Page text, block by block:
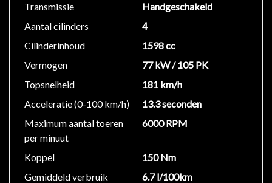
Transmissie
Handgeschakeld
Aantal cilinders
4
Cilinderinhoud
1598 cc
Vermogen
77 kW / 105 PK
Topsnelheid
181 km/h
Acceleratie (0-100 km/h)
13.3 seconden
Maximum aantal toeren
per minuut
6000 RPM
Koppel
150 Nm
Gemiddeld verbruik
6.7 l/100km